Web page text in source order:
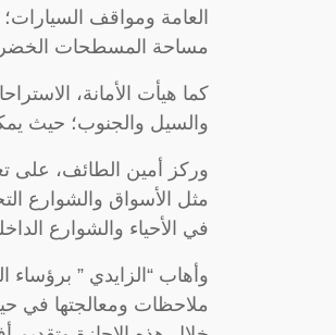
العامة ومواقف
مساحة المسطحات
كما هيأت الأمانة،
والسيل والجنوب؛ حيث
وركز أمين الطائف، على
مثل الأسواق والشوارع
في الأحياء والشوارع
وأهاب “الزايدي ” برؤساء
ملاحظات ومعالجتها في